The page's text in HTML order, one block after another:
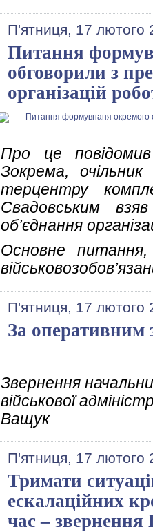
П'ятниця, 17 лютого
Питання
обговорили з
організацій
Про це
Зокрема,
терцентру
Свадовським
об’єднання
Основне
П'ятниця, 17 лютого
За оперативним
Звернення
військової
Ващук
П'ятниця, 17 лютого
Тримати
ескалаційних
час – звернення